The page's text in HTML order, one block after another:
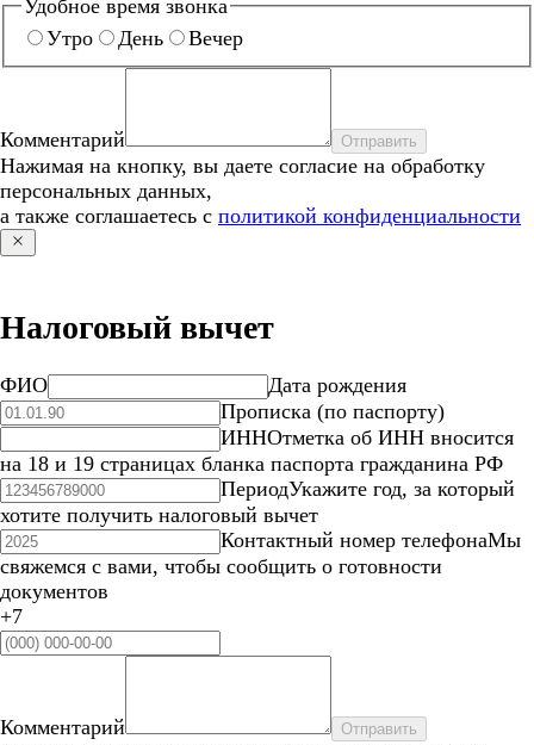
Удобное время звонка
Утро
День Вечер
Комментарий Отправить
Нажимая на кнопку, вы даете согласие на обработку
персональных данных,
а также соглашаетесь с политикой конфиденциальности
Налоговый вычет
ФИО
Дата рождения
Прописка (по паспорту)
ИННОтметка об ИНН вносится
на 18 и 19 страницах бланка паспорта гражданина РФ
ПериодУкажите год, за который
хотите получить налоговый вычет
Контактный номер телефонаМы
свяжемся с вами, чтобы сообщить о готовности
документов
+7
Комментарий Отправить